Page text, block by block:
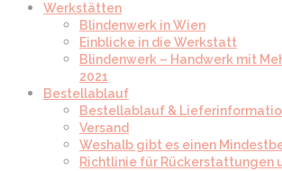
Werkstätten
Blindenwerk in Wien
Einblicke in die Werkstatt
Blindenwerk – Handwerk mit
2021
Bestellablauf
Bestellablauf &
Versand
Weshalb gibt es einen
Richtlinie für Rückerstattungen